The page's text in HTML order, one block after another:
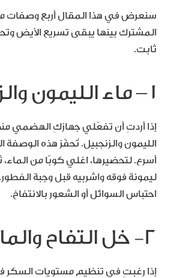
سنعرض في هذا المقال أربع وصفات
المشترك بينها يبقى تسريع الأيض
ثابت.
١ – ماء الليمون والزنجبيل
إذا أردتِ أن تفعّلي جهازكِ الهضمي
الليمون والزنجبيل. تُحفّز هذه
أسرع. لتحضيرها، اغلي كوبًا من
ليمونة فوقه واشربيه قبل وجبة
احتباس السوائل أو الشعور بالانتفاخ.
٢- خل التفاح والماء الفاتر
إذا رغبتِ في تنظيم مستويات السكر